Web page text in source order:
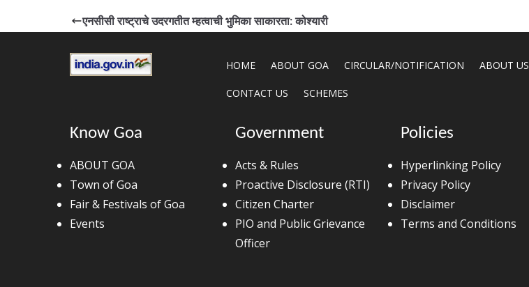
एनसीसी राष्ट्राचे उदरगतीत म्हत्वाची भुमिका साकारता: कोश्यारी
HOME ABOUT GOA CIRCULAR/NOTIFICATION ABOUT US
CONTACT US SCHEMES
Know Goa
ABOUT GOA
Town of Goa
Fair & Festivals of Goa
Events
Government
Acts & Rules
Proactive Disclosure (RTI)
Citizen Charter
PIO and Public Grievance
Officer
Policies
Hyperlinking Policy
Privacy Policy
Disclaimer
Terms and Conditions